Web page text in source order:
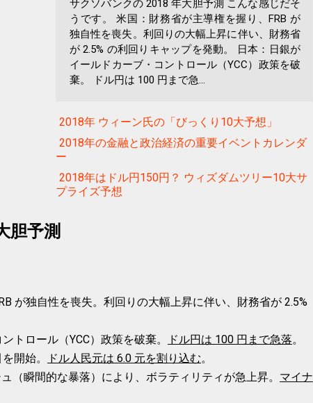
サクソバンクの 2018 年大胆予測 こんな感じだそ
うです。 米国：財務省が主導権を握り、FRB が
独自性を喪失。利回りの大幅上昇に伴い、財務省
が 2.5% の利回りキャップを発動。 日本：日銀が
イールドカーブ・コントロール（YCC）政策を破
棄。 ドル円は 100 円まで急...
2018年 ウィーン氏の「びっくり10大予想」
2018年の金融と政治経済の重要イベントカレンダ
ー
2018年はドル円150円？ ウィズダムツリー10大サ
プライズ予想
胆予測
が独自性を喪失。利回りの大幅上昇に伴い、財務省が 2.5%
トロール（YCC）政策を破棄。
ドル円は 100 円まで急落。
開始。
ドル人民元は 6.0 元を割り込む。
（瞬間的な暴落）により、ボラティリティが急上昇。 マイナ